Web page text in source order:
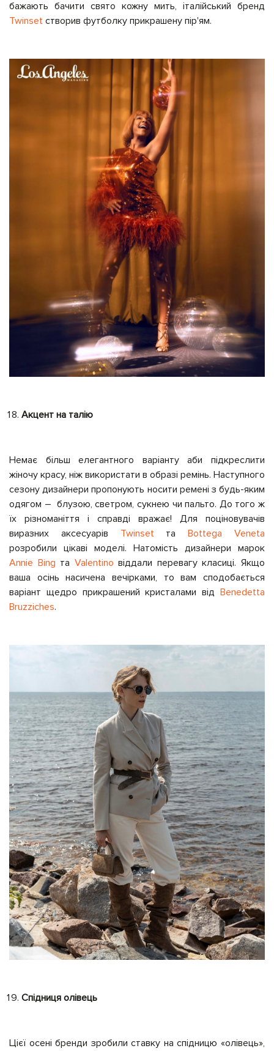
бажають бачити свято кожну мить, італійський бренд
Twinset створив футболку прикрашену пір'ям.
Акцент на талію
Немає більш елегантного варіанту аби підкреслити
жіночу красу, ніж використати в образі ремінь. Наступного
сезону дизайнери пропонують носити ремені з будь-яким
одягом – блузою, светром, сукнею чи пальто. До того ж
їх різноманіття і справді вражає! Для поціновувачів
виразних аксесуарів TwinsetтаBottega Veneta
розробили цікаві моделі. Натомість дизайнери марок
Annie Bing та Valentino віддали перевагу класиці. Якщо
ваша осінь насичена вечірками, то вам сподобається
варіант щедро прикрашений кристалами від Benedetta
Bruzziches.
Спідниця олівець
Цієї осені бренди зробили ставку на спідницю «олівець»,